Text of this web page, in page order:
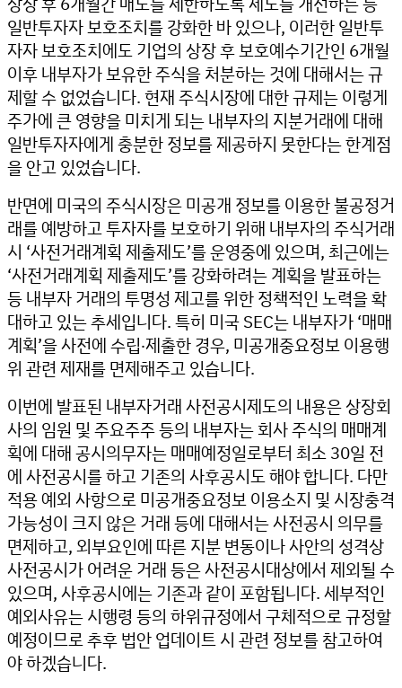
일반투자자 보호조치를 강화한 바 있으나, 이러한 일반투
자자 보호조치에도 기업의 상장 후 보호예수기간인 6개월
이후 내부자가 보유한 주식을 처분하는 것에 대해서는 규
제할 수 없었습니다. 현재 주식시장에 대한 규제는 이렇게
주가에 큰 영향을 미치게 되는 내부자의 지분거래에 대해
일반투자자에게 충분한 정보를 제공하지 못한다는 한계점
을 안고 있었습니다.
반면에 미국의 주식시장은 미공개 정보를 이용한 불공정거
래를 예방하고 투자자를 보호하기 위해 내부자의 주식거래
시 ‘사전거래계획 제출제도’를 운영중에 있으며, 최근에는
‘사전거래계획 제출제도’를 강화하려는 계획을 발표하는
등 내부자 거래의 투명성 제고를 위한 정책적인 노력을 확
대하고 있는 추세입니다. 특히 미국 SEC는 내부자가 ‘매매
계획’을 사전에 수립‧제출한 경우, 미공개중요정보 이용행
위 관련 제재를 면제해주고 있습니다.
이번에 발표된 내부자거래 사전공시제도의 내용은 상장회
사의 임원 및 주요주주 등의 내부자는 회사 주식의 매매계
획에 대해 공시의무자는 매매예정일로부터 최소 30일 전
에 사전공시를 하고 기존의 사후공시도 해야 합니다. 다만
적용 예외 사항으로 미공개중요정보 이용소지 및 시장충격
가능성이 크지 않은 거래 등에 대해서는 사전공시 의무를
면제하고, 외부요인에 따른 지분 변동이나 사안의 성격상
사전공시가 어려운 거래 등은 사전공시대상에서 제외될 수
있으며, 사후공시에는 기존과 같이 포함됩니다. 세부적인
예외사유는 시행령 등의 하위규정에서 구체적으로 규정할
예정이므로 추후 법안 업데이트 시 관련 정보를 참고하여
야 하겠습니다.